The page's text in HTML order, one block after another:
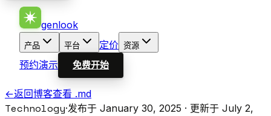
genlook
产品 平台 定价 资源
预约演示 免费开始
←返回博客查看 .md
Technology·发布于 January 30, 2025 · 更新于 July 2,